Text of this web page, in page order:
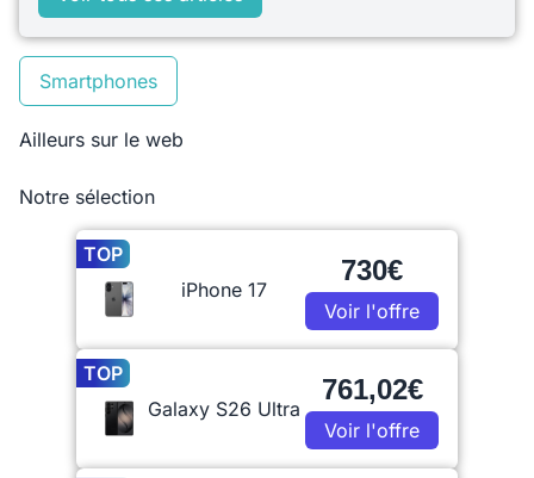
Smartphones
Ailleurs sur le web
Notre sélection
TOP
iPhone 17
730€
Voir l'offre
TOP
Galaxy S26 Ultra
761,02€
Voir l'offre